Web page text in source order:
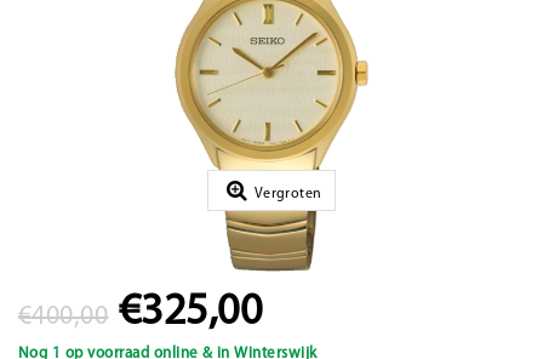
Vergroten
€400,00 €325,00
Nog 1 op voorraad online & in Winterswijk